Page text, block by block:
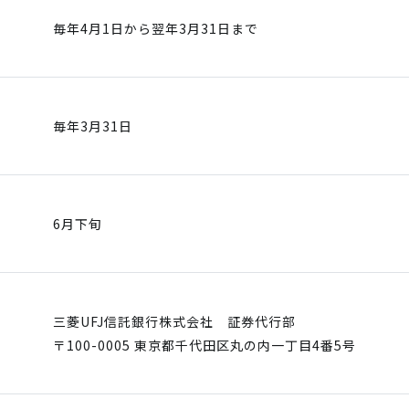
毎年4月1日から翌年3月31日まで
毎年3月31日
6月下旬
三菱UFJ信託銀行株式会社 証券代行部
〒100-0005 東京都千代田区丸の内一丁目4番5号